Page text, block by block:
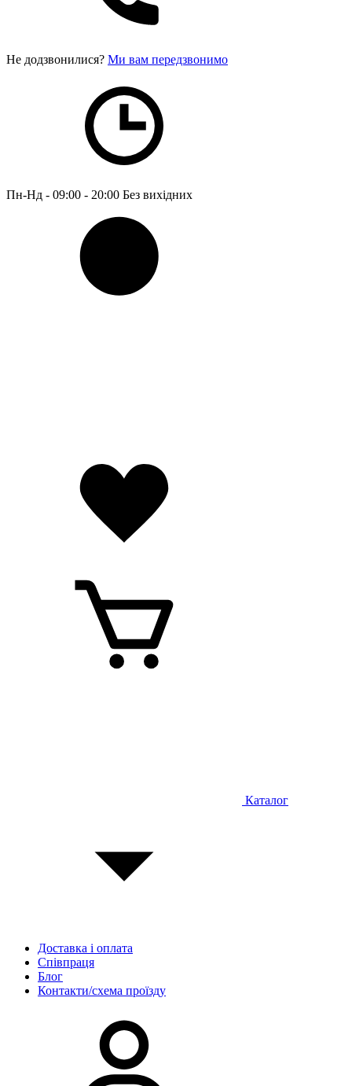
Не додзвонилися? Ми вам передзвонимо
Пн-Нд - 09:00 - 20:00 Без вихідних
Каталог
Доставка і оплата
Співпраця
Блог
Контакти/схема проїзду